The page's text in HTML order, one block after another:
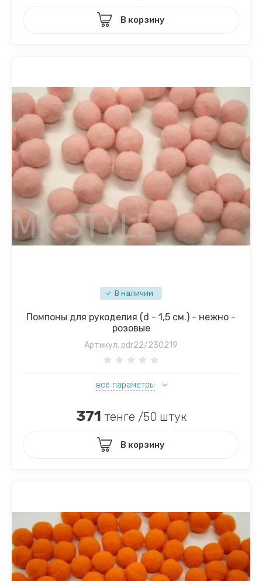
В корзину
В наличии
Помпоны для рукоделия (d - 1,5 см.) - нежно -
розовые
Артикул: pdr22/230219
все параметры
371 тенге /50 штук
В корзину